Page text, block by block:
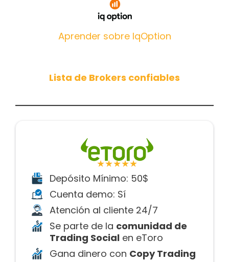
Aprender sobre IqOption
Lista de Brokers confiables
★★★★★
Depósito Mínimo: 50$
Cuenta demo: Sí
Atención al cliente 24/7
Se parte de la comunidad de
Trading Social en eToro
Gana dinero con Copy Trading